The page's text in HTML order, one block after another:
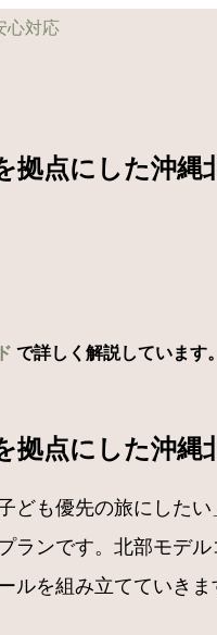
拠点にした沖縄
で詳しく解説しています。
拠点にした沖縄
も優先の旅にした
ンです。北部モデ
を組み立てていきま